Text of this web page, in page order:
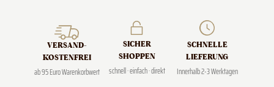
VERSAND­
KOSTENFREI
ab 95 Euro Warenkorbwert
SICHER
SHOPPEN
schnell · einfach · direkt
SCHNELLE
LIEFERUNG
Innerhalb 2-3 Werktagen